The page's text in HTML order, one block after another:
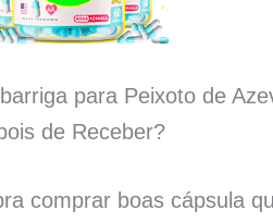
para Peixoto de
de Receber?
comprar boas cápsula